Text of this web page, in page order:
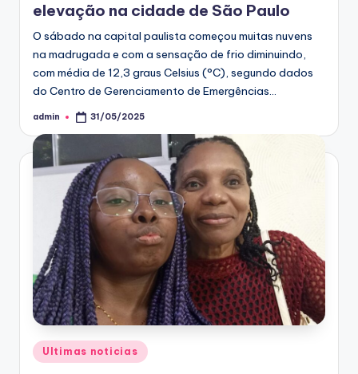
elevação na cidade de São Paulo
O sábado na capital paulista começou muitas nuvens
na madrugada e com a sensação de frio diminuindo,
com média de 12,3 graus Celsius (°C), segundo dados
do Centro de Gerenciamento de Emergências…
Posted
admin 31/05/2025
Posted
in
Ultimas noticias